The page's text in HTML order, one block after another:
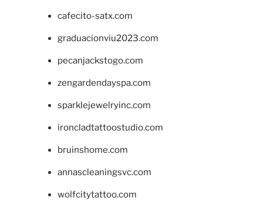
cafecito-satx.com
graduacionviu2023.com
pecanjackstogo.com
zengardendayspa.com
sparklejewelryinc.com
ironcladtattoostudio.com
bruinshome.com
annascleaningsvc.com
wolfcitytattoo.com